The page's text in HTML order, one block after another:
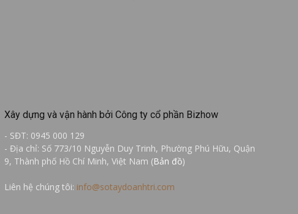
Xây dựng và vận hành bởi Công ty cổ phần Bizhow
- SĐT: 0945 000 129
- Địa chỉ: Số 773/10 Nguyễn Duy Trinh, Phường Phú Hữu, Quận
9, Thành phố Hồ Chí Minh, Việt Nam (Bản đồ)
Liên hệ chúng tôi: info@sotaydoanhtri.com